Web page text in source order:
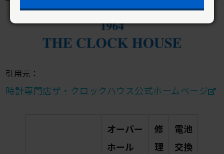
引用元：
時計専門店ザ・クロックハウス公式ホームページ
オーバー
ホール
修
理
電池
交換